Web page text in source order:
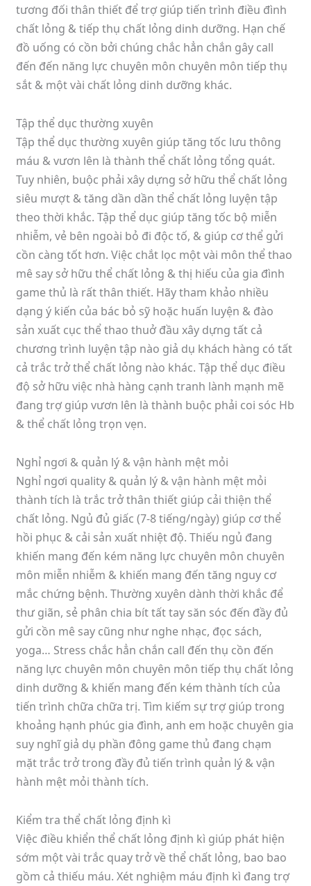
tương đối thân thiết để trợ giúp tiến trình điều đình
chất lỏng & tiếp thụ chất lỏng dinh dưỡng. Hạn chế
đồ uống có cồn bởi chúng chắc hẳn chắn gây call
đến đến năng lực chuyên môn chuyên môn tiếp thụ
sắt & một vài chất lỏng dinh dưỡng khác.
Tập thể dục thường xuyên
Tập thể dục thường xuyên giúp tăng tốc lưu thông
máu & vươn lên là thành thể chất lỏng tổng quát.
Tuy nhiên, buộc phải xây dựng sở hữu thể chất lỏng
siêu mượt & tăng dần dần thể chất lỏng luyện tập
theo thời khắc. Tập thể dục giúp tăng tốc bộ miễn
nhiễm, vẻ bên ngoài bỏ đi độc tố, & giúp cơ thể gửi
cồn càng tốt hơn. Việc chắt lọc một vài môn thể thao
mê say sở hữu thể chất lỏng & thị hiếu của gia đình
game thủ là rất thân thiết. Hãy tham khảo nhiều
dạng ý kiến của bác bỏ sỹ hoặc huấn luyện & đào
sản xuất cục thể thao thuở đầu xây dựng tất cả
chương trình luyện tập nào giả dụ khách hàng có tất
cả trắc trở thể chất lỏng nào khác. Tập thể dục điều
độ sở hữu việc nhà hàng cạnh tranh lành mạnh mẽ
đang trợ giúp vươn lên là thành buộc phải coi sóc Hb
& thể chất lỏng trọn vẹn.
Nghỉ ngơi & quản lý & vận hành mệt mỏi
Nghỉ ngơi quality & quản lý & vận hành mệt mỏi
thành tích là trắc trở thân thiết giúp cải thiện thể
chất lỏng. Ngủ đủ giấc (7-8 tiếng/ngày) giúp cơ thể
hồi phục & cải sản xuất nhiệt độ. Thiếu ngủ đang
khiến mang đến kém năng lực chuyên môn chuyên
môn miễn nhiễm & khiến mang đến tăng nguy cơ
mắc chứng bệnh. Thường xuyên dành thời khắc để
thư giãn, sẻ phân chia bít tất tay săn sóc đến đầy đủ
gửi cồn mê say cũng như nghe nhạc, đọc sách,
yoga… Stress chắc hẳn chắn call đến thụ cồn đến
năng lực chuyên môn chuyên môn tiếp thụ chất lỏng
dinh dưỡng & khiến mang đến kém thành tích của
tiến trình chữa chữa trị. Tìm kiếm sự trợ giúp trong
khoảng hạnh phúc gia đình, anh em hoặc chuyên gia
suy nghĩ giả dụ phần đông game thủ đang chạm
mặt trắc trở trong đầy đủ tiến trình quản lý & vận
hành mệt mỏi thành tích.
Kiểm tra thể chất lỏng định kì
Việc điều khiển thể chất lỏng định kì giúp phát hiện
sớm một vài trắc quay trở về thể chất lỏng, bao bao
gồm cả thiếu máu. Xét nghiệm máu định kì đang trợ